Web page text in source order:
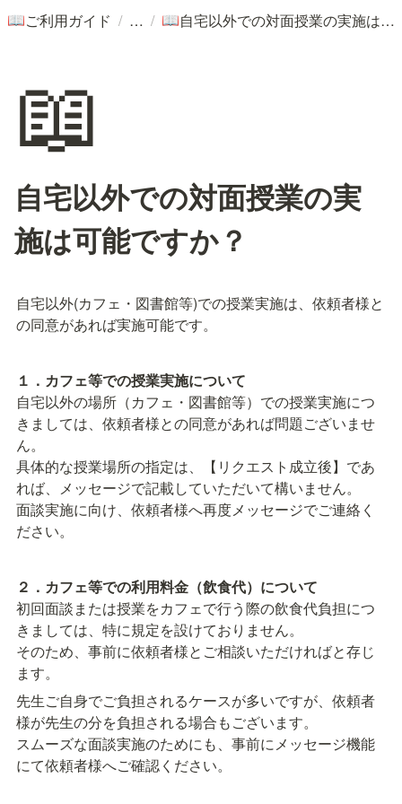
📖ご利用ガイド / / 📖 自宅以外での対面授業の実施は可能ですか？
📖
自宅以外での対面授業の実
施は可能ですか？
自宅以外(カフェ・図書館等)での授業実施は、依頼者様と
の同意があれば実施可能です。
１．カフェ等での授業実施について
自宅以外の場所（カフェ・図書館等）での授業実施につ
きましては、依頼者様との同意があれば問題ございませ
ん。
具体的な授業場所の指定は、【リクエスト成立後】であ
れば、メッセージで記載していただいて構いません。
面談実施に向け、依頼者様へ再度メッセージでご連絡く
ださい。
２．カフェ等での利用料金（飲食代）について
初回面談または授業をカフェで行う際の飲食代負担につ
きましては、特に規定を設けておりません。
そのため、事前に依頼者様とご相談いただければと存じ
ます。
先生ご自身でご負担されるケースが多いですが、依頼者
様が先生の分を負担される場合もございます。
スムーズな面談実施のためにも、事前にメッセージ機能
にて依頼者様へご確認ください。